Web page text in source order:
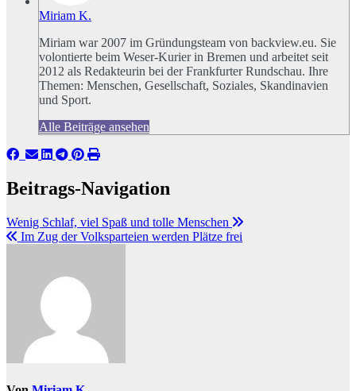
Miriam K.
Miriam war 2007 im Gründungsteam von backview.eu. Sie
volontierte beim Weser-Kurier in Bremen und arbeitet seit
2012 als Redakteurin bei der Frankfurter Rundschau. Ihre
Themen: Menschen, Gesellschaft, Soziales, Skandinavien
und Sport.
Alle Beiträge ansehen
Beitrags-Navigation
Wenig Schlaf, viel Spaß und tolle Menschen
Im Zug der Volksparteien werden Plätze frei